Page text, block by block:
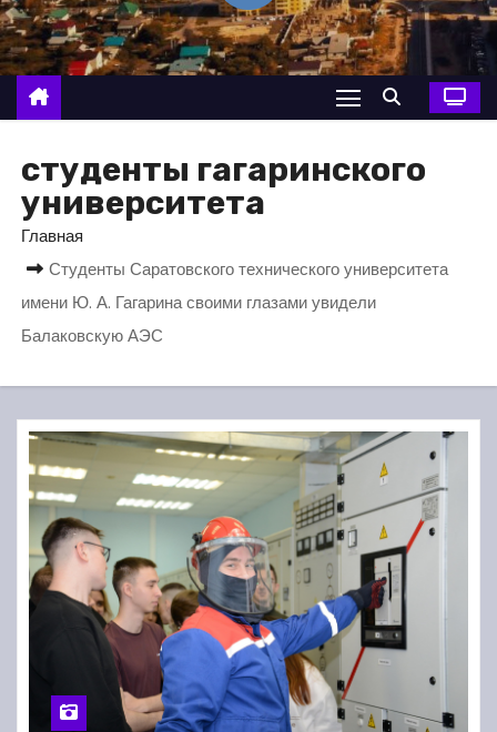
о
м
у
студенты гагаринского
университета
Главная
Студенты Саратовского технического университета
имени Ю. А. Гагарина своими глазами увидели
Балаковскую АЭС